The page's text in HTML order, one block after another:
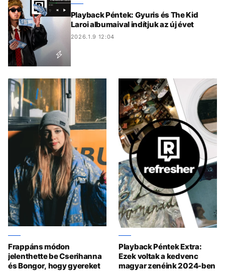
Playback Péntek: Gyuris és The Kid
Laroi albumaival indítjuk az új évet
2026.1.9 12:04
Frappáns módon
jelenthette be Cserihanna
és Bongor, hogy gyereket
Playback Péntek Extra:
Ezek voltak a kedvenc
magyar zenéink 2024-ben